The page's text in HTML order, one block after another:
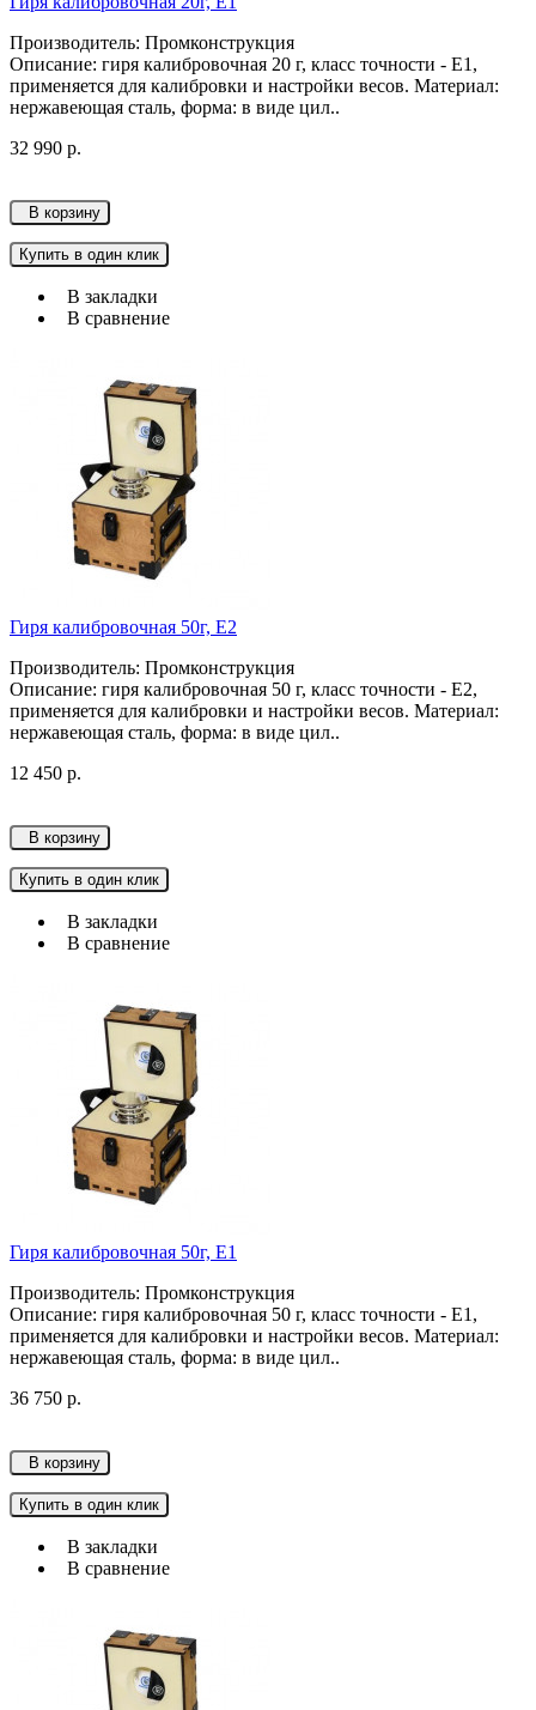
Производитель: Промконструкция
Описание: гиря калибровочная 20 г, класс точности - Е1,
применяется для калибровки и настройки весов. Материал:
нержавеющая сталь, форма: в виде цил..
32 990 р.
В корзину
Купить в один клик
В закладки
В сравнение
Гиря калибровочная 50г, Е2
Производитель: Промконструкция
Описание: гиря калибровочная 50 г, класс точности - Е2,
применяется для калибровки и настройки весов. Материал:
нержавеющая сталь, форма: в виде цил..
12 450 р.
В корзину
Купить в один клик
В закладки
В сравнение
Гиря калибровочная 50г, Е1
Производитель: Промконструкция
Описание: гиря калибровочная 50 г, класс точности - Е1,
применяется для калибровки и настройки весов. Материал:
нержавеющая сталь, форма: в виде цил..
36 750 р.
В корзину
Купить в один клик
В закладки
В сравнение